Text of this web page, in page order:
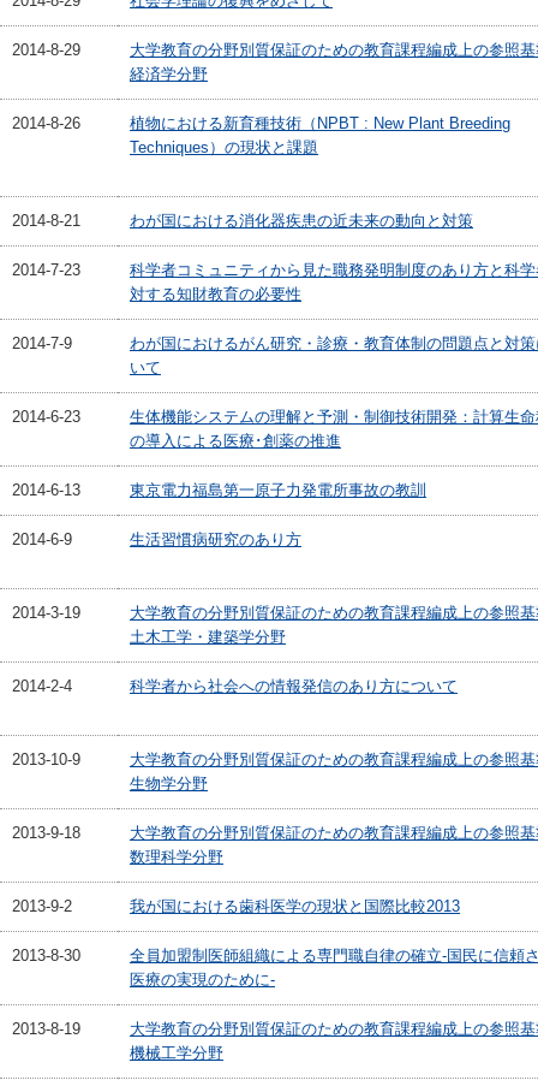
2014-8-29
大学教育の分野別質保証のための教育課程編成上の参照
経済学分野
2014-8-26
植物における新育種技術（NPBT : New Plant Breeding
Techniques）の現状と課題
2014-8-21 わが国における消化器疾患の近未来の動向と対策
2014-7-23
科学者コミュニティから見た職務発明制度のあり方と科
対する知財教育の必要性
2014-7-9
わが国におけるがん研究・診療・教育体制の問題点と対
いて
2014-6-23
生体機能システムの理解と予測・制御技術開発：計算生
の導入による医療･創薬の推進
2014-6-13 東京電力福島第一原子力発電所事故の教訓
2014-6-9 生活習慣病研究のあり方
2014-3-19
大学教育の分野別質保証のための教育課程編成上の参照
土木工学・建築学分野
2014-2-4 科学者から社会への情報発信のあり方について
2013-10-9
大学教育の分野別質保証のための教育課程編成上の参照
生物学分野
2013-9-18
大学教育の分野別質保証のための教育課程編成上の参照
数理科学分野
2013-9-2 我が国における歯科医学の現状と国際比較2013
2013-8-30
全員加盟制医師組織による専門職自律の確立-国民に信頼
医療の実現のために-
2013-8-19
大学教育の分野別質保証のための教育課程編成上の参照
機械工学分野